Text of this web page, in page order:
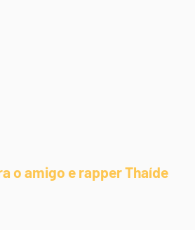
o amigo e rapper Thaíde